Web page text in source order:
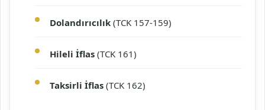
Dolandırıcılık (TCK 157-159)
Hileli İflas (TCK 161)
Taksirli İflas (TCK 162)